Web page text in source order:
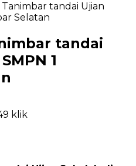
tandai Ujian
Selatan
tandai
1
klik